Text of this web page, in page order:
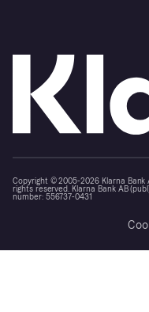
Copyright © 2005-2026 Klarna Bank
rights reserved. Klarna Bank AB
number: 556737-0431